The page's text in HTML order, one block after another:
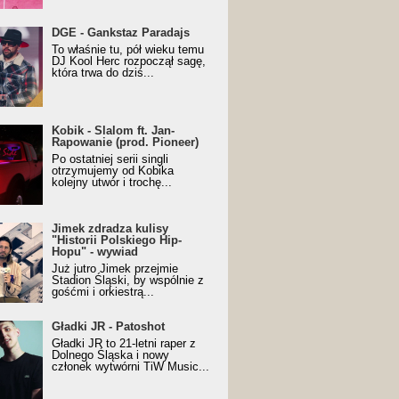
z nagrodą za
Trueschoolowy
Roku (Popkillery 2023)
DGE - Gankstaz Paradajs
To właśnie tu, pół wieku temu
DJ Kool Herc rozpoczął sagę,
która trwa do dziś...
- Slalom ft. Jan-
(prod. Pioneer)
Music Visualiser]
Kobik - Slalom ft. Jan-
Rapowanie (prod. Pioneer)
Po ostatniej serii singli
otrzymujemy od Kobika
kolejny utwór i trochę...
zdradza kulisy "Historii
Hip-Hopu" - wywiad
Jimek zdradza kulisy
"Historii Polskiego Hip-
Hopu" - wywiad
Już jutro Jimek przejmie
Stadion Śląski, by wspólnie z
gośćmi i orkiestrą...
JR - Patoshot
Gładki JR - Patoshot
Gładki JR to 21-letni raper z
Dolnego Śląska i nowy
członek wytwórni TiW Music...